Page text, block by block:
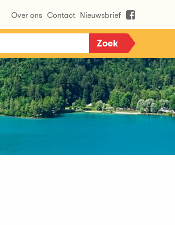
Over ons Contact Nieuwsbrief